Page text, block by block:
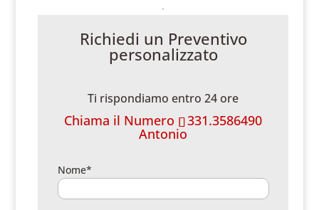
Richiedi un Preventivo
personalizzato
Ti rispondiamo entro 24 ore
Chiama il Numero 331.3586490
Antonio
Nome*